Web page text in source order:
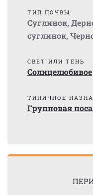
ТИП ПОЧВЫ
Суглинок,
суглинок,
СВЕТ ИЛИ ТЕНЬ
Солнцелюбивое
ТИПИЧНОЕ
Групповая